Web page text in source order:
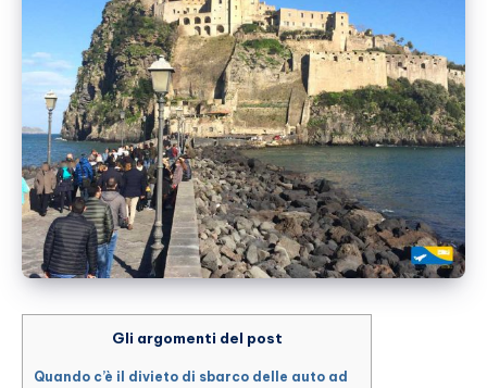
Gli argomenti del post
Quando c’è il divieto di sbarco delle auto ad